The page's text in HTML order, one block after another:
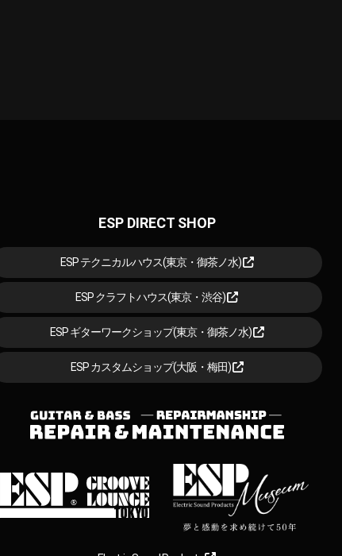
ESP DIRECT SHOP
ESP テクニカルハウス(東京・御茶ノ水)
ESP クラフトハウス(東京・渋谷)
ESP ギターワークショップ(東京・御茶ノ水)
ESP カスタムショップ(大阪・梅田)